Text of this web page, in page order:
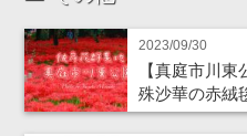
2023/09/30
【真庭市川
殊沙華の赤絨